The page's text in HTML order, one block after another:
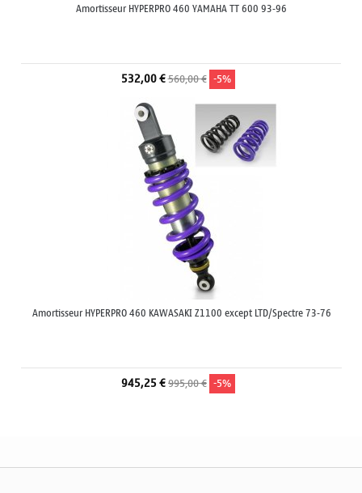
Amortisseur HYPERPRO 460 YAMAHA TT 600 93-96
532,00 €560,00 € -5%
Amortisseur HYPERPRO 460 KAWASAKI Z1100 except LTD/Spectre 73-76
945,25 €995,00 € -5%